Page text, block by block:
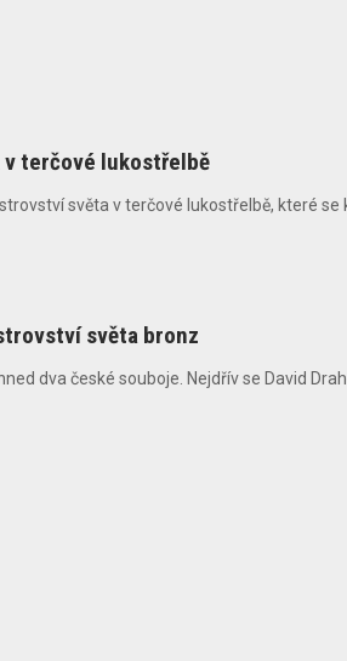
v terčové lukostřelbě
světa v terčové lukostřelbě, které se
světa bronz
dva české souboje. Nejdřív se David